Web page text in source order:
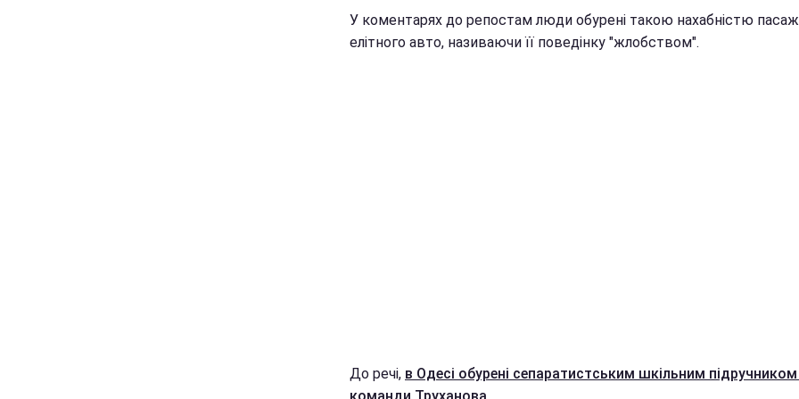
У коментарях до репостам люди обурені такою нахабністю
елітного авто, називаючи її поведінку "жлобством".
До речі, в Одесі обурені сепаратистським шкільним підручником